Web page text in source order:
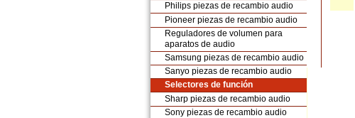
Philips piezas de recambio audio
Pioneer piezas de recambio audio
Reguladores de volumen para
aparatos de audio
Samsung piezas de recambio audio
Sanyo piezas de recambio audio
Selectores de función
Sharp piezas de recambio audio
Sony piezas de recambio audio